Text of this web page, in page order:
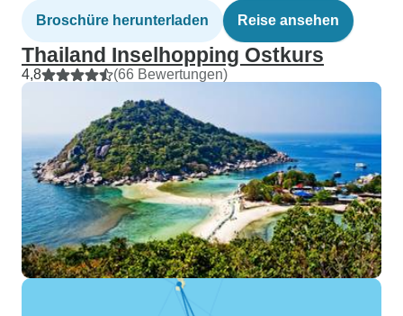
Broschüre herunterladen Reise ansehen
Thailand Inselhopping Ostkurs
4,8 (66 Bewertungen)